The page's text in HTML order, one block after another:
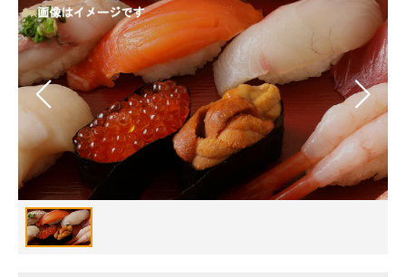
メディア
注目記事を集めた総合ページ
ITの今と未来を見通す
スマホと通信の最新トレンド
進化するPCとデバイスの未来
好きが集まる 比べて選べる
ビジネスと働き方のヒント